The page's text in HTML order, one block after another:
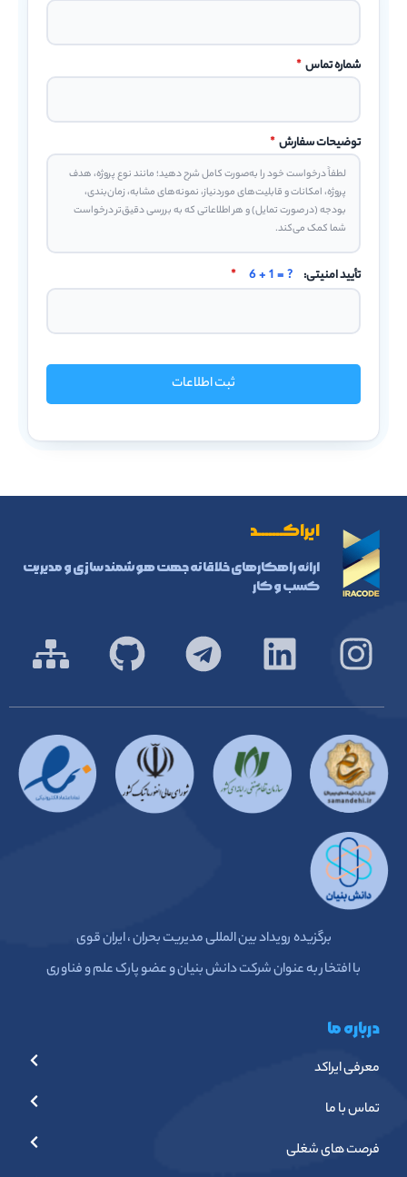
شماره تماس *
توضیحات سفارش *
تأیید امنیتی: 6 + 1 = ?
*
ثبت اطلاعات
درباره ما
معرفی ایراکد
تماس با ما
فرصت های شغلی
ایراکـــــــد
ارائه راهکارهای خلاقانه جهت هوشمند سازی و مدیریت
کسب و کار
برگزیده رویداد بین المللی مدیریت بحران ، ایران قوی
با افتخار به عنوان شرکت دانش بنیان و عضو پارک علم و فناوری